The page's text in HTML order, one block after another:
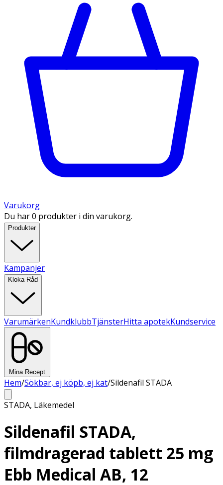
Varukorg
Du har 0 produkter i din varukorg.
Produkter
Kampanjer
Kloka Råd
VarumärkenKundklubbTjänsterHitta apotekKundservice
Mina Recept
Hem/Sökbar, ej köpb, ej kat/Sildenafil STADA
STADA, Läkemedel
Sildenafil STADA,
filmdragerad tablett 25 mg
Ebb Medical AB, 12